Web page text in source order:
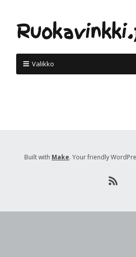
Valikko
Built with Make. Your friendly